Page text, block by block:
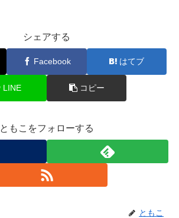
シェアする
Facebook はてブ
LINE コピー
ともこをフォローする
ともこ